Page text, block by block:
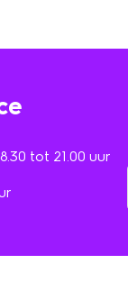
tot 21.00 uur